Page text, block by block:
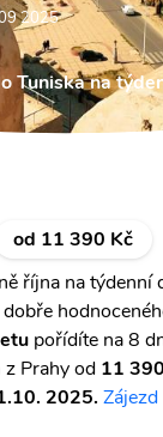
2025
Tuniska na
od 11 390 Kč
října na týdenní
pořídíte na 8
Prahy od 11
2025. Zájezd